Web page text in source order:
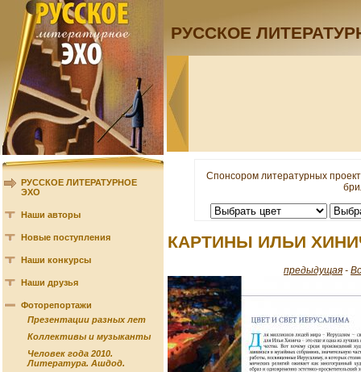
РУССКОЕ
РУССКОЕ ЛИТЕРАТУРНОЕ
ЭХО
Наши авторы
Новые поступления
Наши конкурсы
Наши друзья
Фоторепортажи
Презентации разных лет
Коллективы и музыканты
Человек года 2010.
Литература. Ашдод.
Спонсором литературных
КАРТИНЫ ИЛЬИ
предыдущая -